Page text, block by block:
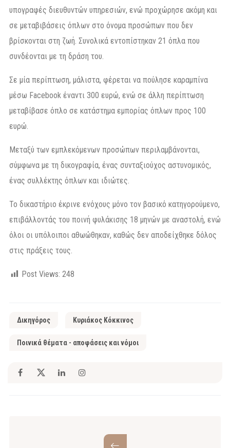
υπογραφές διευθυντών υπηρεσιών, ενώ προχώρησε ακόμη και
σε μεταβιβάσεις όπλων στο όνομα προσώπων που δεν
βρίσκονται στη ζωή. Συνολικά εντοπίστηκαν 21 όπλα που
συνδέονται με τη δράση του.
Σε μία περίπτωση, μάλιστα, φέρεται να πούλησε καραμπίνα
μέσω Facebook έναντι 300 ευρώ, ενώ σε άλλη περίπτωση
μεταβίβασε όπλο σε κατάστημα εμπορίας όπλων προς 100
ευρώ.
Μεταξύ των εμπλεκόμενων προσώπων περιλαμβάνονται,
σύμφωνα με τη δικογραφία, ένας συνταξιούχος αστυνομικός,
ένας συλλέκτης όπλων και ιδιώτες.
Το δικαστήριο έκρινε ενόχους μόνο τον βασικό κατηγορούμενο,
επιβάλλοντάς του ποινή φυλάκισης 18 μηνών με αναστολή, ενώ
όλοι οι υπόλοιποι αθωώθηκαν, καθώς δεν αποδείχθηκε δόλος
στις πράξεις τους.
Post Views: 248
Δικηγόρος Κυριάκος Κόκκινος
Ποινικά θέματα - αποφάσεις και νόμοι